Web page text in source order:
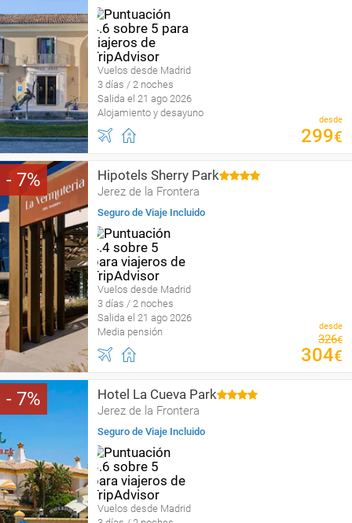
Vuelos desde Madrid
3 días / 2 noches
Salida el 21 ago 2026
Alojamiento y desayuno
desde
299€
7 Hipotels Sherry Park
Jerez de la Frontera
Seguro de Viaje Incluido
Vuelos desde Madrid
3 días / 2 noches
Salida el 21 ago 2026
Media pensión
desde
326€
304€
7 Hotel La Cueva Park
Jerez de la Frontera
Seguro de Viaje Incluido
Vuelos desde Madrid